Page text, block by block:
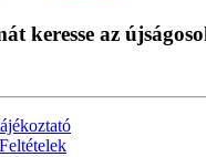
keresse az